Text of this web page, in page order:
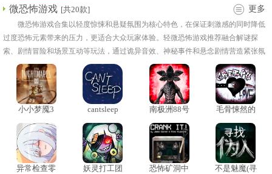
微恐怖游戏 [共20款] 更多
微恐怖游戏合集以轻度惊悚和悬疑氛围为核心特色，在保证刺激感的同时降低
过度恐怖元素带来的压力，更适合大众玩家体验。轻微恐怖游戏推荐融合解谜探
索、剧情冒险和场景互动等玩法，通过诡异音效、神秘事件和悬念剧情营造紧张氛
围。相比重口味恐怖作品，手机微恐怖游戏大全更注重心理代入感与故事塑造，让
玩家在探索真相的过程中感受恰到好处的惊悚体验。
小小梦魇3
cantsleep
南极洲88号
毛骨悚然的
异常检查零
妖灵打工团
恐怖矿洞中
不是魅魔(寻